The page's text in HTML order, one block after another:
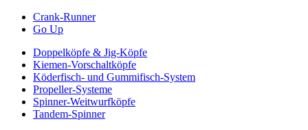
Crank-Runner
Go Up
Doppelköpfe & Jig-Köpfe
Kiemen-Vorschaltköpfe
Köderfisch- und Gummifisch-System
Propeller-Systeme
Spinner-Weitwurfköpfe
Tandem-Spinner